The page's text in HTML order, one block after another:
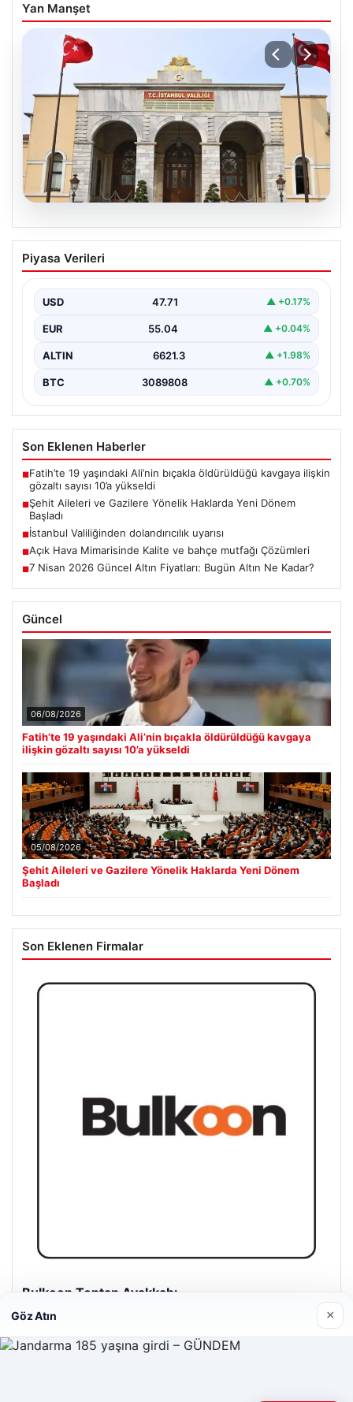
Yan Manşet
İstanbul Valiliğinden dolandırıcılık
uyarısı
Piyasa Verileri
USD 47.71 ▲ +0.17%
EUR 55.04 ▲ +0.04%
ALTIN 6621.3 ▲ +1.98%
BTC 3089808 ▲ +0.70%
Son Eklenen Haberler
■Fatih’te 19 yaşındaki Ali’nin bıçakla öldürüldüğü kavgaya ilişkin
gözaltı sayısı 10’a yükseldi
■Şehit Aileleri ve Gazilere Yönelik Haklarda Yeni Dönem
Başladı
■İstanbul Valiliğinden dolandırıcılık uyarısı
■Açık Hava Mimarisinde Kalite ve bahçe mutfağı Çözümleri
■7 Nisan 2026 Güncel Altın Fiyatları: Bugün Altın Ne Kadar?
Güncel
06/08/2026
Fatih’te 19 yaşındaki Ali’nin bıçakla öldürüldüğü kavgaya
ilişkin gözaltı sayısı 10’a yükseldi
05/08/2026
Şehit Aileleri ve Gazilere Yönelik Haklarda Yeni Dönem
Başladı
Son Eklenen Firmalar
Bulkoon Toptan Ayakkabı
03/05/2026
Göz Atın ×